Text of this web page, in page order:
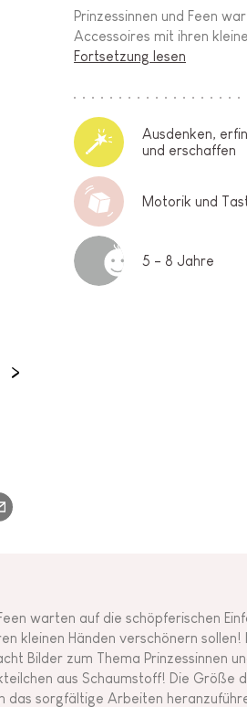
Prinzessinnen und Feen
Accessoires mit ihren
Fortsetzung lesen
Ausdenken,
und erschaffen
Motorik und
5 - 8 Jahre
warten auf die schöpferischen
kleinen Händen verschönern
Bilder zum Thema Prinzessinnen
aus Schaumstoff! Die Größe
das sorgfältige Arbeiten